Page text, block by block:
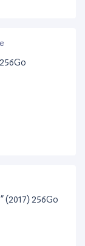
(2017) 256Go